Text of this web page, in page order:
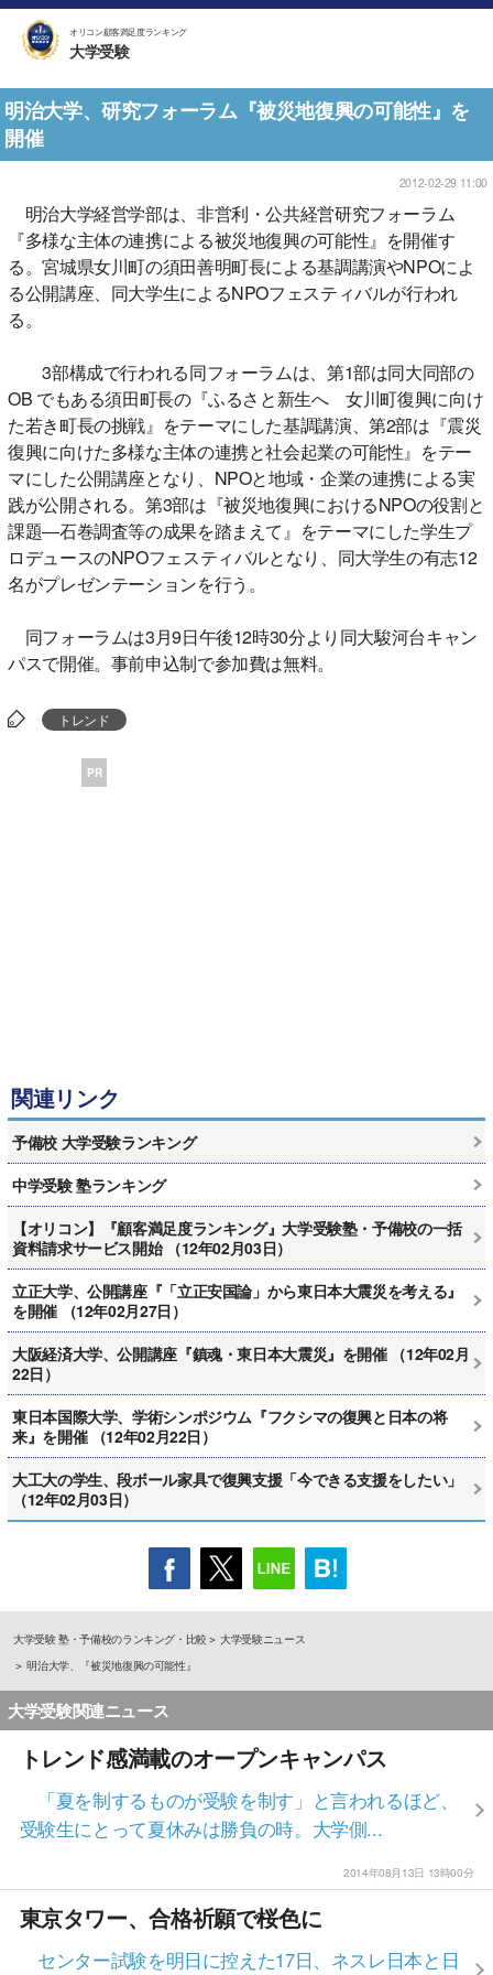
オリコン顧客満足度ランキング
大学受験
明治大学、研究フォーラム『被災地復興の可能性』を
開催
2012-02-29 11:00
明治大学経営学部は、非営利・公共経営研究フォーラム
『多様な主体の連携による被災地復興の可能性』を開催す
る。宮城県女川町の須田善明町長による基調講演やNPOによ
る公開講座、同大学生によるNPOフェスティバルが行われ
る。
3部構成で行われる同フォーラムは、第1部は同大同部の
OB でもある須田町長の『ふるさと新生へ 女川町復興に向け
た若き町長の挑戦』をテーマにした基調講演、第2部は『震災
復興に向けた多様な主体の連携と社会起業の可能性』をテー
マにした公開講座となり、NPOと地域・企業の連携による実
践が公開される。第3部は『被災地復興におけるNPOの役割と
課題―石巻調査等の成果を踏まえて』をテーマにした学生プ
ロデュースのNPOフェスティバルとなり、同大学生の有志12
名がプレゼンテーションを行う。
同フォーラムは3月9日午後12時30分より同大駿河台キャン
パスで開催。事前申込制で参加費は無料。
トレンド
PR
関連リンク
予備校 大学受験ランキング
中学受験 塾ランキング
【オリコン】『顧客満足度ランキング』大学受験塾・予備校の一括
資料請求サービス開始 （12年02月03日）
立正大学、公開講座『「立正安国論」から東日本大震災を考える』
を開催 （12年02月27日）
大阪経済大学、公開講座『鎮魂・東日本大震災』を開催 （12年02月
22日）
東日本国際大学、学術シンポジウム『フクシマの復興と日本の将
来』を開催 （12年02月22日）
大工大の学生、段ボール家具で復興支援「今できる支援をしたい」
（12年02月03日）
大学受験 塾・予備校のランキング・比較
大学受験ニュース
明治大学、『被災地復興の可能性』
大学受験関連ニュース
トレンド感満載のオープンキャンパス
「夏を制するものが受験を制す」と言われるほど、
受験生にとって夏休みは勝負の時。大学側...
2014年08月13日 13時00分
東京タワー、合格祈願で桜色に
センター試験を明日に控えた17日、ネスレ日本と日